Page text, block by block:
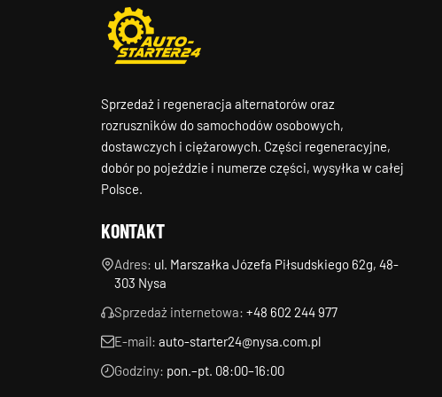
Sprzedaż i regeneracja alternatorów oraz
rozruszników do samochodów osobowych,
dostawczych i ciężarowych. Części regeneracyjne,
dobór po pojeździe i numerze części, wysyłka w całej
Polsce.
KONTAKT
Adres: ul. Marszałka Józefa Piłsudskiego 62g, 48-
303 Nysa
Sprzedaż internetowa: +48 602 244 977
E-mail: auto-starter24@nysa.com.pl
Godziny: pon.–pt. 08:00–16:00